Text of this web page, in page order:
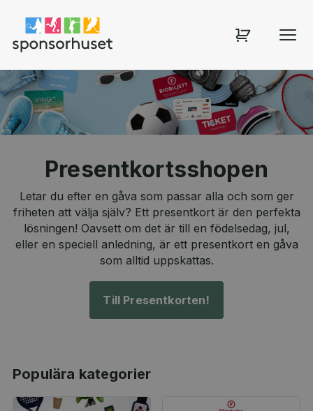
Sponsorhuset shop
Presentkortsshopen
Letar du efter en gåva som passar alla och som ger
friheten att välja själv? Ett presentkort är den perfekta
lösningen! Oavsett om det är till en födelsedag, jul,
eller en speciell anledning, är ett presentkort en gåva
som alltid uppskattas.
Till Presentkorten!
Populära kategorier